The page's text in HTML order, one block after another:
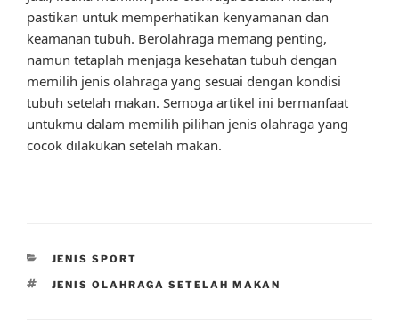
pastikan untuk memperhatikan kenyamanan dan
keamanan tubuh. Berolahraga memang penting,
namun tetaplah menjaga kesehatan tubuh dengan
memilih jenis olahraga yang sesuai dengan kondisi
tubuh setelah makan. Semoga artikel ini bermanfaat
untukmu dalam memilih pilihan jenis olahraga yang
cocok dilakukan setelah makan.
CATEGORIES
JENIS SPORT
TAGS
JENIS OLAHRAGA SETELAH MAKAN